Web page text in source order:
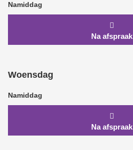
Namiddag
Na afspraak
Woensdag
Namiddag
Na afspraak